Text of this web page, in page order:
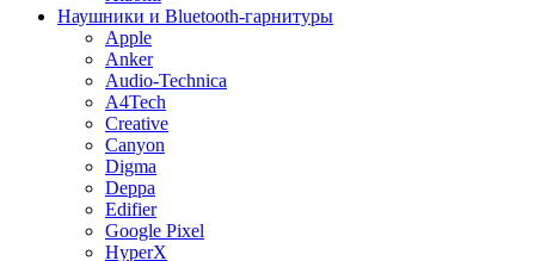
Наушники и Bluetooth-гарнитуры
Apple
Anker
Audio-Technica
A4Tech
Creative
Canyon
Digma
Deppa
Edifier
Google Pixel
HyperX